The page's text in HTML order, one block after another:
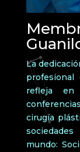
La
refleja en
cirugía
mundo: